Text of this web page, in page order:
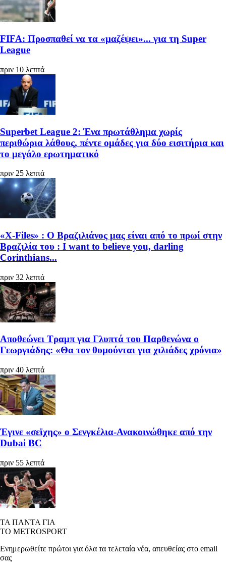
FIFA: Προσπαθεί να τα «μαζέψει»... για τη Super
League
πριν 10 λεπτά
Superbet League 2: Ένα πρωτάθλημα χωρίς
περιθώρια λάθους, πέντε ομάδες για δύο εισιτήρια και
το μεγάλο ερωτηματικό
πριν 25 λεπτά
«X-Files» : Ο Βραζιλιάνος μας είναι από το πρωί στην
Βραζιλία του : I want to believe you, darling
Corinthians...
πριν 32 λεπτά
Αποθεώνει Τραμπ για Γλυπτά του Παρθενώνα ο
Γεωργιάδης: «Θα τον θυμούνται για χιλιάδες χρόνια»
πριν 40 λεπτά
Έγινε «σεϊχης» ο Σενγκέλια-Ανακοινώθηκε από την
Dubai BC
πριν 55 λεπτά
ΤΑ ΠΑΝΤΑ ΓΙΑ
ΤΟ METROSPORT
Ενημερωθείτε πρώτοι για όλα τα τελεταία νέα, απευθείας στο email
σας